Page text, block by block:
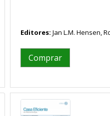
Editores: Jan L.M. Hensen,
Comprar